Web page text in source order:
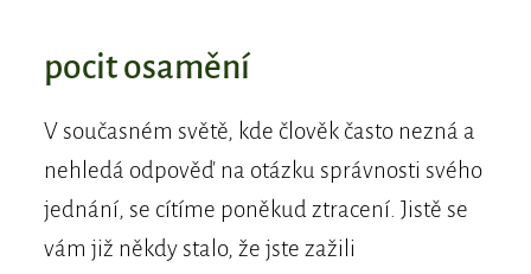
pocit osamění
V současném světě, kde člověk často nezná a
nehledá odpověď na otázku správnosti svého
jednání, se cítíme poněkud ztracení. Jistě se
vám již někdy stalo, že jste zažili